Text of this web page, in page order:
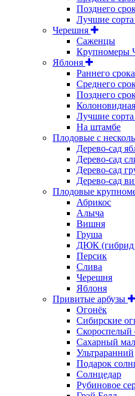
Позднего
Лучшие
Черешня
Саженцы
Крупномеры
Яблоня
Раннего
Среднего
Позднего
Лучшие
На штамбе
Плодовые с
Дерево-сад
Дерево-сад
Дерево-сад
Дерево-сад
Плодовые
Абрикос
Алыча
Вишня
Груша
ДЮК (гибрид
Персик
Слива
Черешня
Яблоня
Привитые арбузы
Огонёк
Сибирские
Скороспелый
Сахарный
Ультраранний
Подарок
Солнцедар
Рубиновое